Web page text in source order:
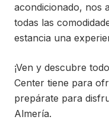
acondicionado, nos
todas las
estancia una
¡Ven y descubre
Center tiene para
prepárate para
Almería.